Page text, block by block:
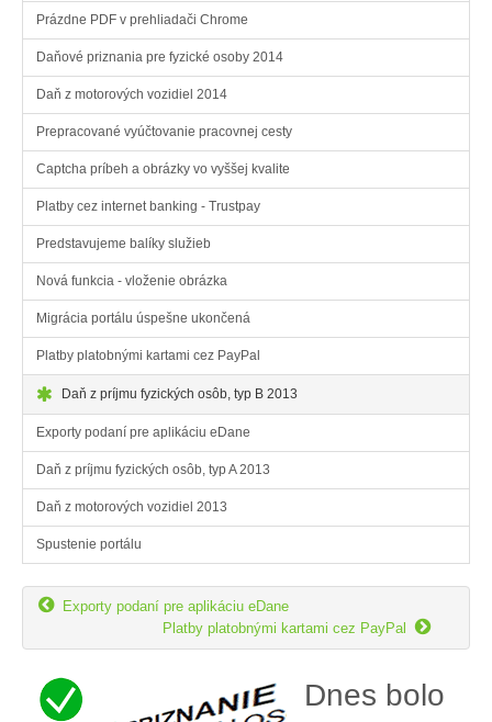
Prázdne PDF v prehliadači Chrome
Daňové priznania pre fyzické osoby 2014
Daň z motorových vozidiel 2014
Prepracované vyúčtovanie pracovnej cesty
Captcha príbeh a obrázky vo vyššej kvalite
Platby cez internet banking - Trustpay
Predstavujeme balíky služieb
Nová funkcia - vloženie obrázka
Migrácia portálu úspešne ukončená
Platby platobnými kartami cez PayPal
Daň z príjmu fyzických osôb, typ B 2013
Exporty podaní pre aplikáciu eDane
Daň z príjmu fyzických osôb, typ A 2013
Daň z motorových vozidiel 2013
Spustenie portálu

Exporty podaní pre aplikáciu eDane
Platby platobnými kartami cez PayPal

Dnes bolo